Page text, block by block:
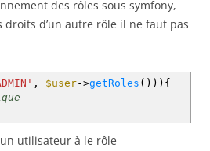
des rôles sous symfony,
d’un autre rôle il ne faut pas
, $user->getRoles ( ) ) ) {
utilisateur à le rôle